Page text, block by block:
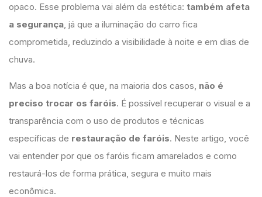
opaco. Esse problema vai além da estética: também afeta
a segurança, já que a iluminação do carro fica
comprometida, reduzindo a visibilidade à noite e em dias de
chuva.
Mas a boa notícia é que, na maioria dos casos, não é
preciso trocar os faróis. É possível recuperar o visual e a
transparência com o uso de produtos e técnicas
específicas de restauração de faróis. Neste artigo, você
vai entender por que os faróis ficam amarelados e como
restaurá-los de forma prática, segura e muito mais
econômica.